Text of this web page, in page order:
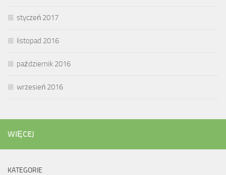
styczeń 2017
listopad 2016
październik 2016
wrzesień 2016
WIĘCEJ
KATEGORIE